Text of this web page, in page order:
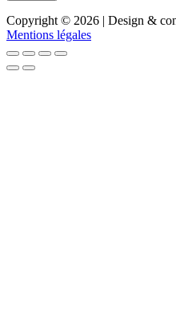
Copyright © 2026 | Design &
Mentions légales